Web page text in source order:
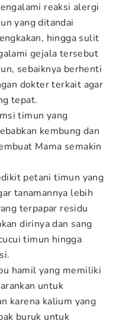
reaksi alergi
yang ditandai
hingga sulit
gejala tersebut
sebaiknya berhenti
dokter terkait agar
tepat.
timun yang
kembung dan
Mama semakin
petani timun yang
tanamannya lebih
terpapar residu
dirinya dan sang
timun hingga
hamil yang memiliki
untuk
karena kalium yang
buruk untuk